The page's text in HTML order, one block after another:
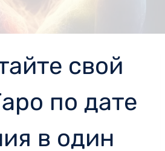
свой
по дате
в один